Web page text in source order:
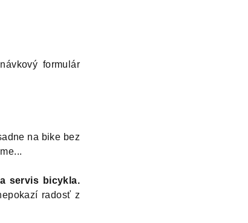
formulár
na bike bez
servis bicykla.
radosť z